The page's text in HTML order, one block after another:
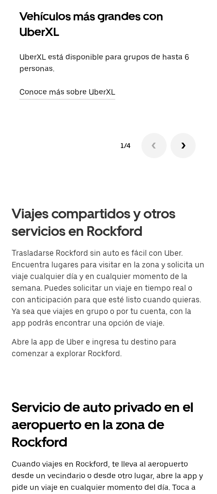
Vehículos más grandes con
UberXL
UberXL está disponible para grupos de hasta 6
personas.
Conoce más sobre UberXL
1/4
Viajes compartidos y otros
servicios en Rockford
Trasladarse Rockford sin auto es fácil con Uber.
Encuentra lugares para visitar en la zona y solicita un
viaje cualquier día y en cualquier momento de la
semana. Puedes solicitar un viaje en tiempo real o
con anticipación para que esté listo cuando quieras.
Ya sea que viajes en grupo o por tu cuenta, con la
app podrás encontrar una opción de viaje.
Abre la app de Uber e ingresa tu destino para
comenzar a explorar Rockford.
Servicio de auto privado en el
aeropuerto en la zona de
Rockford
Cuando viajes en Rockford, te lleva al aeropuerto
desde un vecindario o desde otro lugar, abre la app y
pide un viaje en cualquier momento del día. Toca a